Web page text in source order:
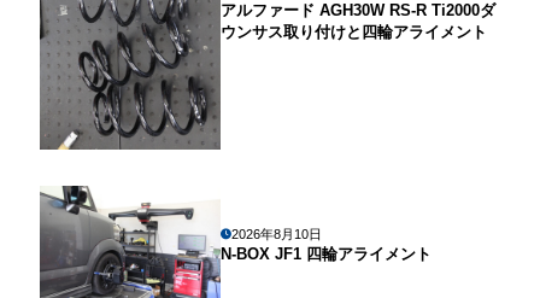
アルファード AGH30W RS-R Ti2000ダ
ウンサス取り付けと四輪アライメント
2026年8月10日
N-BOX JF1 四輪アライメント